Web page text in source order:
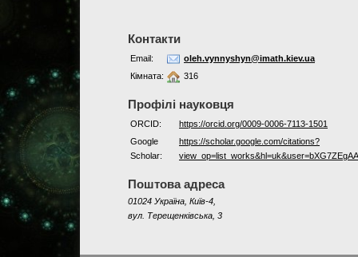
Контакти
Email:
oleh.vynnyshyn@imath.kiev.ua
Кімната:
316
Профілі науковця
ORCID:
https://orcid.org/0009-0006-7113-1501
Google
Scholar:
https://scholar.google.com/citations?
Поштова адреса
01024 Україна, Київ-4,
вул. Терещенківська, 3